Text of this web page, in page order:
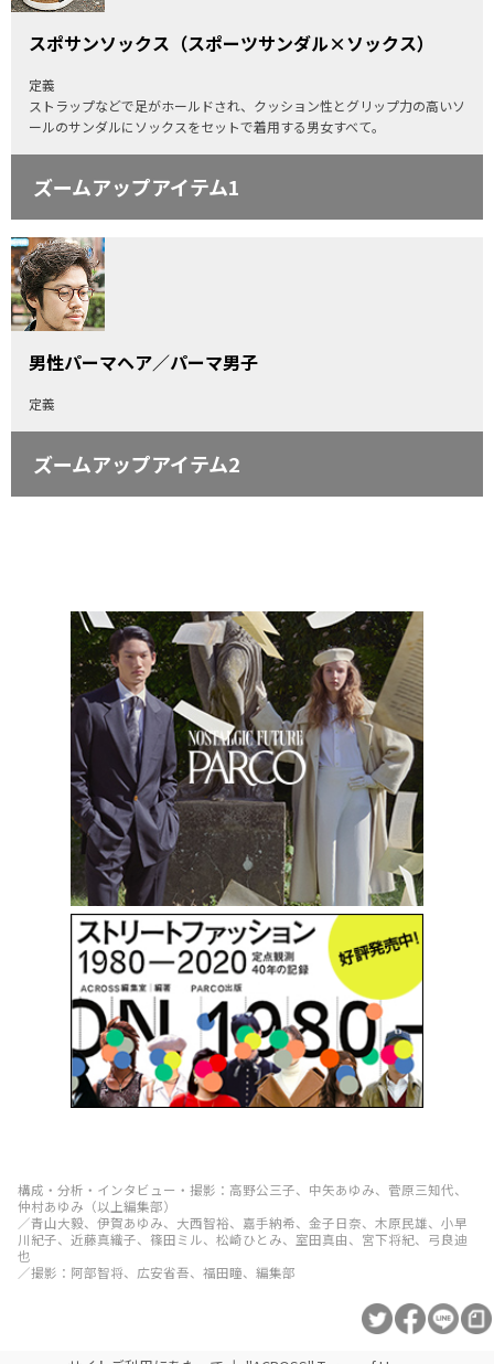
スポサンソックス（スポーツサンダル×ソックス）
定義
ストラップなどで足がホールドされ、クッション性とグリップ力の高いソ
ールのサンダルにソックスをセットで着用する男女すべて。
ズームアップアイテム1
男性パーマヘア／パーマ男子
定義
ズームアップアイテム2
構成・分析・インタビュー・撮影：高野公三子、中矢あゆみ、菅原三知代、
仲村あゆみ（以上編集部）
／青山大毅、伊賀あゆみ、大西智裕、嘉手納希、金子日奈、木原民雄、小早
川紀子、近藤真織子、篠田ミル、松崎ひとみ、室田真由、宮下将紀、弓良迪
也
／撮影：阿部智将、広安省吾、福田瞳、編集部